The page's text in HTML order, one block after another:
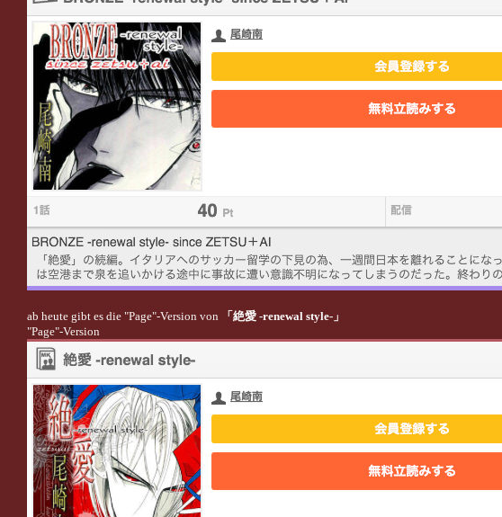
ab heute gibt es die "Page"-Version von
「絶愛 -renewal style-」
"Page"-Version